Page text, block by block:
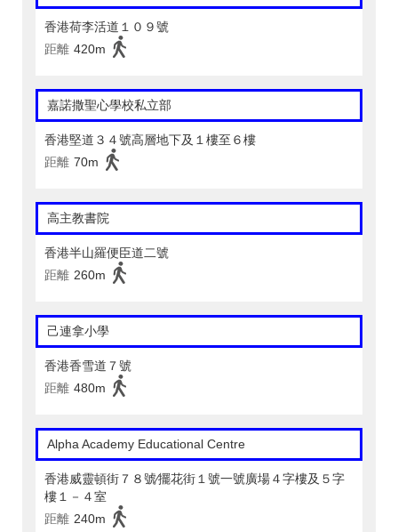
香港荷李活道１０９號
距離 420m
嘉諾撒聖心學校私立部
香港堅道３４號高層地下及１樓至６樓
距離 70m
高主教書院
香港半山羅便臣道二號
距離 260m
己連拿小學
香港香雪道７號
距離 480m
Alpha Academy Educational Centre
香港威靈頓街７８號∕擺花街１號一號廣場４字樓及５字
樓１－４室
距離 240m